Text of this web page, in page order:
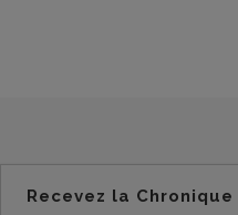
Recevez la